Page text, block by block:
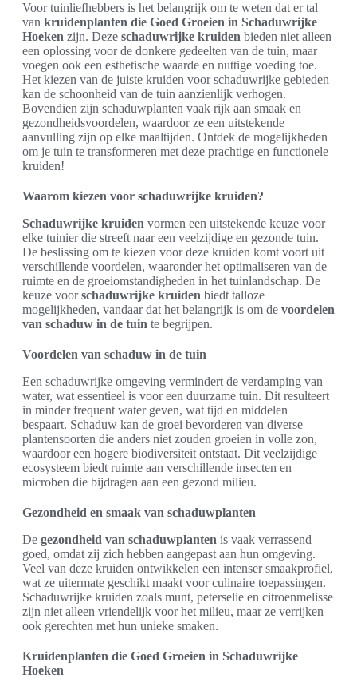
Voor tuinliefhebbers is het belangrijk om te weten dat er tal
van kruidenplanten die Goed Groeien in Schaduwrijke
Hoeken zijn. Deze schaduwrijke kruiden bieden niet alleen
een oplossing voor de donkere gedeelten van de tuin, maar
voegen ook een esthetische waarde en nuttige voeding toe.
Het kiezen van de juiste kruiden voor schaduwrijke gebieden
kan de schoonheid van de tuin aanzienlijk verhogen.
Bovendien zijn schaduwplanten vaak rijk aan smaak en
gezondheidsvoordelen, waardoor ze een uitstekende
aanvulling zijn op elke maaltijden. Ontdek de mogelijkheden
om je tuin te transformeren met deze prachtige en functionele
kruiden!
Waarom kiezen voor schaduwrijke kruiden?
Schaduwrijke kruiden vormen een uitstekende keuze voor
elke tuinier die streeft naar een veelzijdige en gezonde tuin.
De beslissing om te kiezen voor deze kruiden komt voort uit
verschillende voordelen, waaronder het optimaliseren van de
ruimte en de groeiomstandigheden in het tuinlandschap. De
keuze voorschaduwrijke kruiden biedt talloze
mogelijkheden, vandaar dat het belangrijk is om de voordelen
van schaduw in de tuin te begrijpen.
Voordelen van schaduw in de tuin
Een schaduwrijke omgeving vermindert de verdamping van
water, wat essentieel is voor een duurzame tuin. Dit resulteert
in minder frequent water geven, wat tijd en middelen
bespaart. Schaduw kan de groei bevorderen van diverse
plantensoorten die anders niet zouden groeien in volle zon,
waardoor een hogere biodiversiteit ontstaat. Dit veelzijdige
ecosysteem biedt ruimte aan verschillende insecten en
microben die bijdragen aan een gezond milieu.
Gezondheid en smaak van schaduwplanten
De gezondheid van schaduwplanten is vaak verrassend
goed, omdat zij zich hebben aangepast aan hun omgeving.
Veel van deze kruiden ontwikkelen een intenser smaakprofiel,
wat ze uitermate geschikt maakt voor culinaire toepassingen.
Schaduwrijke kruiden zoals munt, peterselie en citroenmelisse
zijn niet alleen vriendelijk voor het milieu, maar ze verrijken
ook gerechten met hun unieke smaken.
Kruidenplanten die Goed Groeien in Schaduwrijke
Hoeken